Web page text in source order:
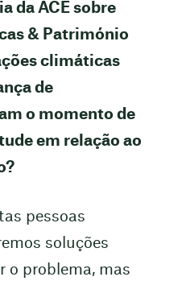
da ACE sobre
& Património
climáticas
de
o momento de
em relação ao
pessoas
soluções
o problema, mas